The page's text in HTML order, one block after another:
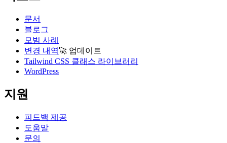
문서
블로그
모범 사례
변경 내역🚀 업데이트
Tailwind CSS 클래스 라이브러리
WordPress
지원
피드백 제공
도움말
문의